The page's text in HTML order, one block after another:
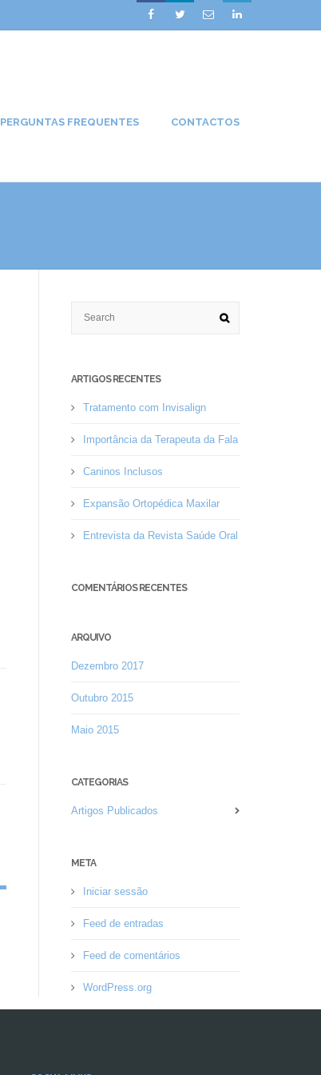
   
PERGUNTAS FREQUENTES CONTACTOS
ARTIGOS RECENTES
Tratamento com Invisalign
Importância da Terapeuta da Fala
Caninos Inclusos
Expansão Ortopédica Maxilar
Entrevista da Revista Saúde Oral
COMENTÁRIOS RECENTES
ARQUIVO
Dezembro 2017
Outubro 2015
Maio 2015
CATEGORIAS
Artigos Publicados
META
Iniciar sessão
Feed de entradas
Feed de comentários
WordPress.org